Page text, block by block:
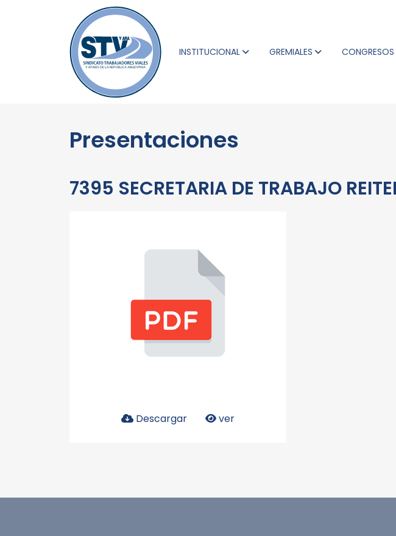
INSTITUCIONAL GREMIALES CONGRESOS
Presentaciones
7395 SECRETARIA DE TRABAJO
Descargar ver